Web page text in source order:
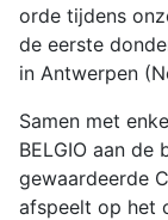
orde tijdens
de eerste
in Antwerpen
Samen met
BELGIO aan de
gewaardeerde
afspeelt op het